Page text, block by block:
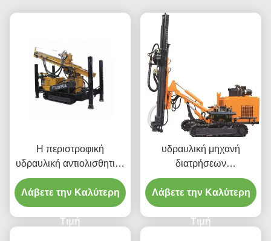
Η περιστροφική
υδραυλική αντιολισθητική
αλυσίδα φρεατίων νερού
300m τοποθέτησε την
εγκατάσταση γεώτρησης
τρυπανιών
Λάβετε την Καλύτερη
Τιμή
υδραυλική μηχανή
διατρήσεων
αντιολισθητικών
αλυσίδων δύναμης diesel
βάθους 25m
Λάβετε την Καλύτερη
Τιμή